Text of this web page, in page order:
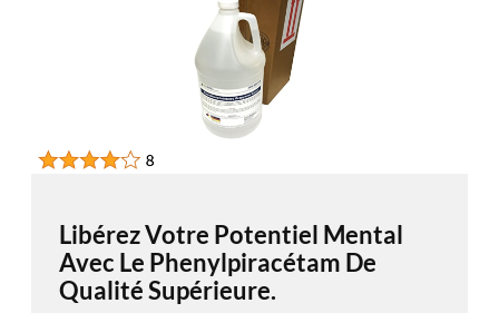
Libérez Votre Potentiel Mental
Avec Le Phenylpiracétam De
Qualité Supérieure.